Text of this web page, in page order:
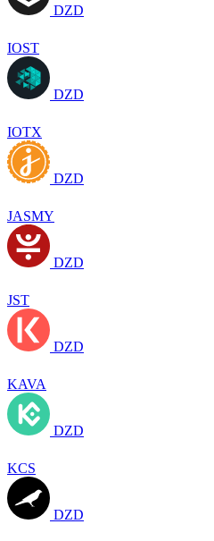
DZD
IOST
DZD
IOTX
DZD
JASMY
DZD
JST
DZD
KAVA
DZD
KCS
DZD